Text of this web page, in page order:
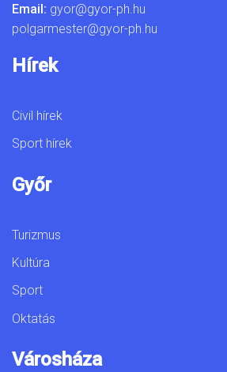
Email: gyor@gyor-ph.hu
polgarmester@gyor-ph.hu
Hírek
Civil hírek
Sport hírek
Győr
Turizmus
Kultúra
Sport
Oktatás
Városháza